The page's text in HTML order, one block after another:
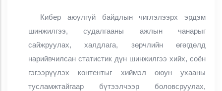
Кибер аюулгүй байдлын чиглэлээрх эрдэм
шинжилгээ, судалгааны ажлын чанарыг
сайжруулах, халдлага, зөрчлийн өгөгдөлд
нарийвчилсан статистик дүн шинжилгээ хийх, соён
гэгээрүүлэх контентыг хиймэл оюун ухааны
тусламжтайгаар бүтээлчээр боловсруулах,